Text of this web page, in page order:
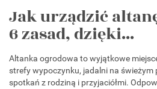
Jak urządzić
6 zasad, dzięki...
Altanka ogrodowa to wyjątkowe
strefy wypoczynku, jadalni na
spotkań z rodziną i przyjaciółmi.